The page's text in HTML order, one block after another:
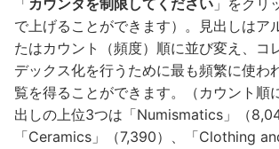
「カウンタを制限してください 」をクリ
で上げることができます）。見出しはア
たはカウント（頻度）順に並び変え、コ
デックス化を行うために最も頻繁に使わ
覧を得ることができます。（カウント順
出しの上位3つは「Numismatics」（
「Ceramics」（7,390）、「Clothing